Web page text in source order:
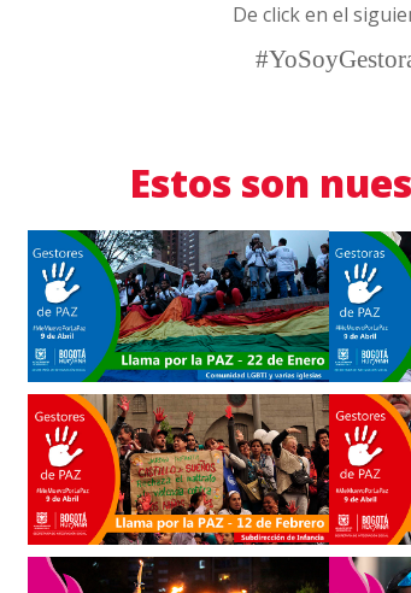
De click en el
Estos son